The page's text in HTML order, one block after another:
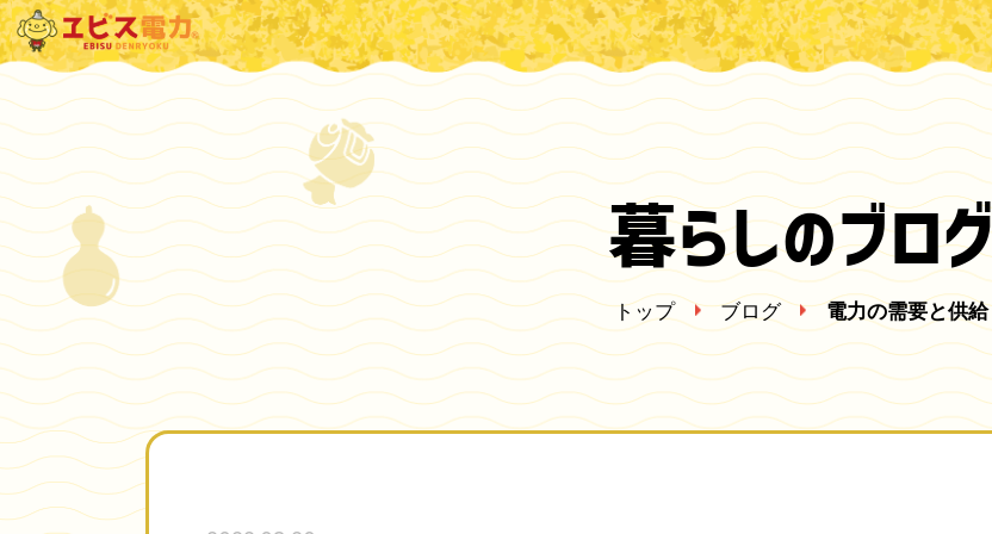
暮らしのブログ
トップ ブログ 電力の需要と供給